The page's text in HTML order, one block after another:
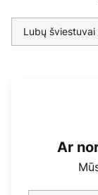
Lubų
Ar